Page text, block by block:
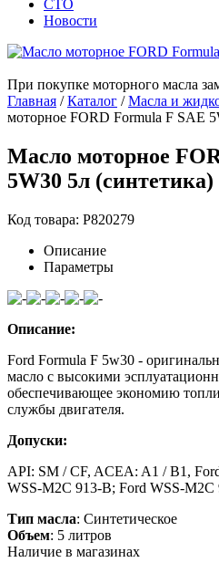
СТО
Новости
При покупке моторного масла
Главная /Каталог /Масла и
моторное FORD Formula F SAE
Масло моторное
5W30 5л (синтетика)
Код товара: P820279
Описание
Параметры
Описание:
Ford Formula F 5w30 -
масло с высокими
обеспечивающее экономию
службы двигателя.
Допуски:
API: SM / CF, ACEA: A1 / B1,
WSS-M2C 913-B; Ford WSS-M2C
Тип масла: Синтетическое
Объем: 5 литров
Наличие в магазинах